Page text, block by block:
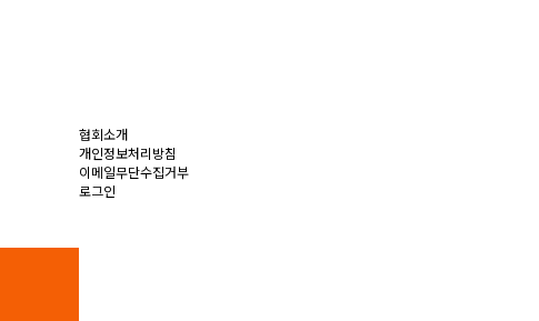
협회소개
개인정보처리방침
이메일무단수집거부
로그인